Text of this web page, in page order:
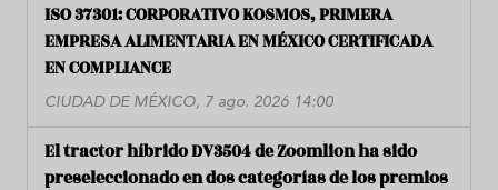
ISO 37301: CORPORATIVO KOSMOS, PRIMERA
EMPRESA ALIMENTARIA EN MÉXICO CERTIFICADA
EN COMPLIANCE
CIUDAD DE MÉXICO, 7 ago. 2026 14:00
El tractor híbrido DV3504 de Zoomlion ha sido
preseleccionado en dos categorías de los premios